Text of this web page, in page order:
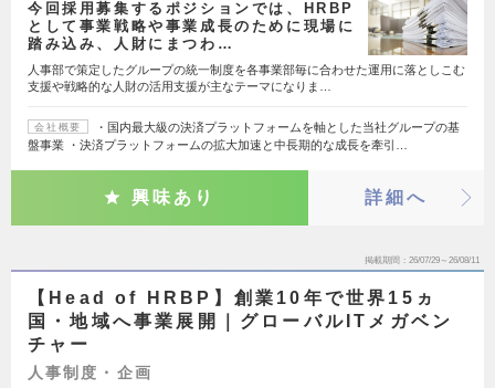
今回採用募集するポジションでは、HRBP
として事業戦略や事業成長のために現場に
踏み込み、人財にまつわ…
人事部で策定したグループの統一制度を各事業部毎に合わせた運用に落としこむ
支援や戦略的な人財の活用支援が主なテーマになりま…
会社概要
・国内最大級の決済プラットフォームを軸とした当社グループの基
盤事業 ・決済プラットフォームの拡大加速と中長期的な成長を牽引…
興味あり 詳細へ
掲載期間 26/07/29～26/08/11
【Head of HRBP】創業10年で世界15ヵ
国・地域へ事業展開｜グローバルITメガベン
チャー
人事制度・企画